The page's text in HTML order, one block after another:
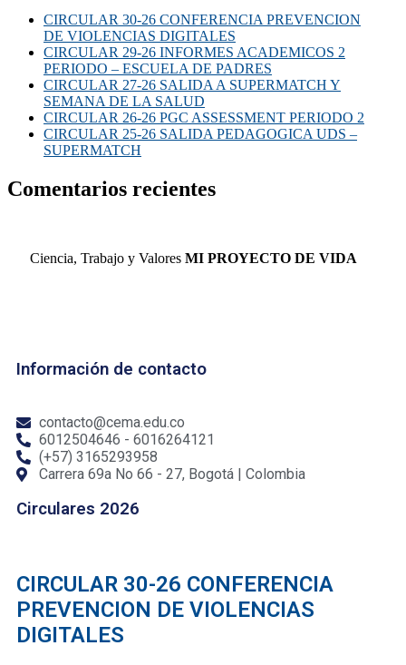
CIRCULAR 30-26 CONFERENCIA PREVENCION
DE VIOLENCIAS DIGITALES
CIRCULAR 29-26 INFORMES ACADEMICOS 2
PERIODO – ESCUELA DE PADRES
CIRCULAR 27-26 SALIDA A SUPERMATCH Y
SEMANA DE LA SALUD
CIRCULAR 26-26 PGC ASSESSMENT PERIODO 2
CIRCULAR 25-26 SALIDA PEDAGOGICA UDS –
SUPERMATCH
Comentarios recientes
Ciencia, Trabajo y Valores MI PROYECTO DE VIDA
Información de contacto
contacto@cema.edu.co
6012504646 - 6016264121
(+57) 3165293958
Carrera 69a No 66 - 27, Bogotá | Colombia
Circulares 2026
CIRCULAR 30-26 CONFERENCIA
PREVENCION DE VIOLENCIAS
DIGITALES